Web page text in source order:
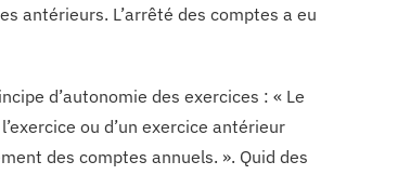
antérieurs. L’arrêté des comptes a eu
d’autonomie des exercices : « Le
ou d’un exercice antérieur
des comptes annuels. ». Quid des